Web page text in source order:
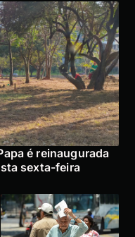
é reinaugurada
sexta-feira